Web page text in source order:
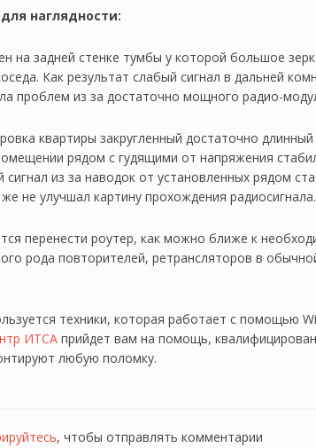
наглядности:
на задней стенке тумбы у которой большое
Как результат слабый сигнал в дальней
проблем из за достаточно мощного радио-
квартиры закругленный достаточно
рядом с гудящими от напряжения
сигнал из за наводок от установленных рядом
не улучшал картину прохождения радиосигнала.
перенести роутер, как можно ближе к
рода повторителей, ретрансляторов в
техники, которая работает с помощью
ИТСА прийдет вам на помощь,
любую поломку.
, чтобы отправлять комментарии